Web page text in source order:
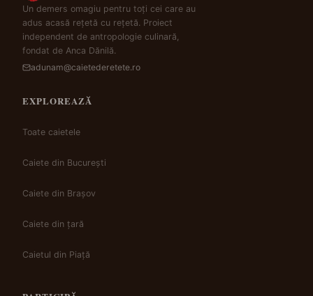
Un demers omagiu pentru toți cei care au
adus acasă rețetă cu rețetă. Proiect
independent de antropologie culinară,
fondat de Anca Dănilă.
adunam@caietederetete.ro
EXPLOREAZĂ
Toate caietele
Caiete din București
Caiete din Brașov
Caiete din țară
Caietul din Piață